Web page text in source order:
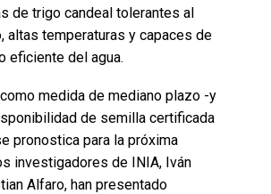
de trigo candeal tolerantes al
altas temperaturas y capaces de
eficiente del agua.
medida de mediano plazo -y
de semilla certificada
pronostica para la próxima
investigadores de INIA, Iván
Alfaro, han presentado